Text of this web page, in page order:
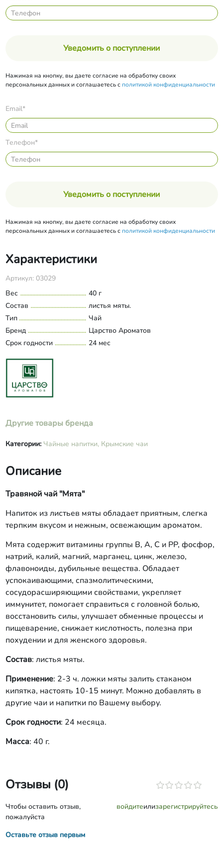
Уведомить о поступлении
Нажимая на кнопку, вы даете согласие на обработку своих
персональных данных и соглашаетесь с политикой конфиденциальности
Email*
Телефон*
Уведомить о поступлении
Нажимая на кнопку, вы даете согласие на обработку своих
персональных данных и соглашаетесь с политикой конфиденциальности
Характеристики
Артикул: 03029
Вес
40 г
Состав
листья мяты.
Тип
Чай
Бренд
Царство Ароматов
Срок годности
24 мес
Другие товары бренда
Категории: Чайные напитки, Крымские чаи
Описание
Травяной чай "Мята"
Напиток из листьев мяты обладает приятным, слегка
терпким вкусом и нежным, освежающим ароматом.
Мята содержит витамины группы В, A, C и PP, фосфор,
натрий, калий, магний, марганец, цинк, железо,
флавоноиды, дубильные вещества. Обладает
успокаивающими, спазмолитическими,
сосудорасширяющими свойствами, укрепляет
иммунитет, помогает справиться с головной болью,
восстановить силы, улучшает обменные процессы и
пищеварение, снижает кислотность, полезна при
похудении и для женского здоровья.
Состав: листья мяты.
Применение: 2-3 ч. ложки мяты залить стаканом
кипятка, настоять 10-15 минут. Можно добавлять в
другие чаи и напитки по Вашему выбору.
Срок годности: 24 месяца.
Масса: 40 г.
Отзывы (0)
Чтобы оставить отзыв,
пожалуйста
войдитеилизарегистрируйтесь
Оставьте отзыв первым